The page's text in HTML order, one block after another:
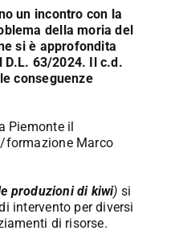
un incontro con la
della moria del
si è approfondita
D.L. 63/2024. Il c.d.
conseguenze
Piemonte il
formazione Marco
produzioni di kiwi) si
intervento per diversi
di risorse.